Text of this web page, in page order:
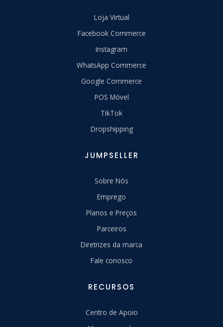
Loja Virtual
Facebook Commerce
Instagram
WhatsApp Commerce
Google Commerce
POS Móvel
TikTok
Dropshipping
JUMPSELLER
Sobre Nós
Emprego
Planos e Preços
Parceiros
Diretrizes da marca
Fale conosco
RECURSOS
Centro de Apoio